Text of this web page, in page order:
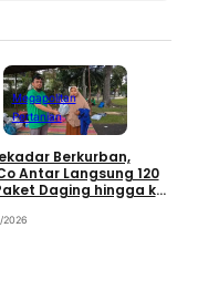
Megapolitan
Pertanian
Berkurban,
Antar Langsung 120
Daging hingga ke
2026